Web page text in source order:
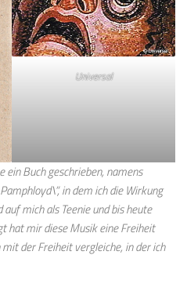
Universal
ein Buch geschrieben, namens
in dem ich die Wirkung
mich als Teenie und bis heute
hat mir diese Musik eine Freiheit
der Freiheit vergleiche, in der ich